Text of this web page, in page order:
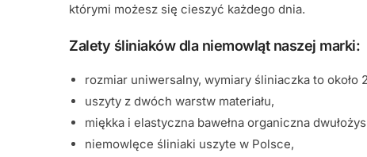
którymi możesz się cieszyć każdego dnia.
Zalety śliniaków dla niemowląt naszej marki:
rozmiar uniwersalny, wymiary śliniaczka to około
uszyty z dwóch warstw materiału,
miękka i elastyczna bawełna organiczna
niemowlęce śliniaki uszyte w Polsce,